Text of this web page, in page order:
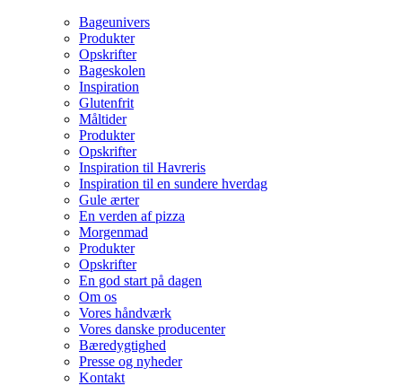
Bageunivers
Produkter
Opskrifter
Bageskolen
Inspiration
Glutenfrit
Måltider
Produkter
Opskrifter
Inspiration til Havreris
Inspiration til en sundere hverdag
Gule ærter
En verden af pizza
Morgenmad
Produkter
Opskrifter
En god start på dagen
Om os
Vores håndværk
Vores danske producenter
Bæredygtighed
Presse og nyheder
Kontakt